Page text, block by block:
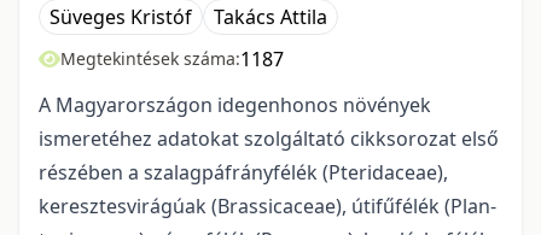
Süveges Kristóf
Takács Attila
Megtekintések száma:1187
A Magyarországon idegenhonos növények
ismeretéhez adatokat szolgáltató cikksoro­zat első
részében a szalagpáfrányfélék (Pteridaceae),
keresztesvirágúak (Brassicaceae), útifűfélék (Plan­